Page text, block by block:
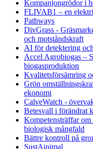
Kompanjongrödor i
FLIVAB1 – en
Pathways
DivGrass -
och motståndskraft
AI för detektering
Accel Agrobiogas –
biogasproduktion
Kvalitetsförsämring
Grön
ekonomi
CalveWatch -
Betesvall i förändrat
Kompetensträffar
biologisk mångfald
Bättre kontroll på
SustAinimal